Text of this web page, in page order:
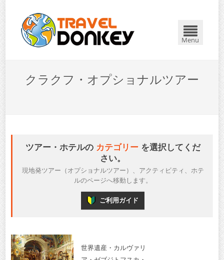
Menu
クラクフ・オプショナルツアー
ツアー・ホテルのカテゴリーを選択してくだ
さい。
現地発ツアー（オプショナルツアー）、アクティビティ、ホテ
ルのページへ移動します。
ご利用ガイド
世界遺産・カルヴァリ